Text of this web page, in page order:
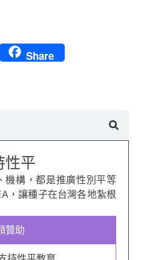
Email Share
性平
機構，都是推廣性別平等
，讓種子在台灣各地紮根
贊助